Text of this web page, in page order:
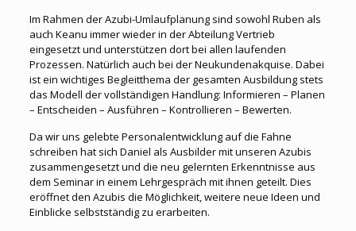
Im Rahmen der Azubi-Umlaufplanung sind sowohl Ruben als
auch Keanu immer wieder in der Abteilung Vertrieb
eingesetzt und unterstützen dort bei allen laufenden
Prozessen. Natürlich auch bei der Neukundenakquise. Dabei
ist ein wichtiges Begleitthema der gesamten Ausbildung stets
das Modell der vollständigen Handlung: Informieren – Planen
– Entscheiden – Ausführen – Kontrollieren – Bewerten.
Da wir uns gelebte Personalentwicklung auf die Fahne
schreiben hat sich Daniel als Ausbilder mit unseren Azubis
zusammengesetzt und die neu gelernten Erkenntnisse aus
dem Seminar in einem Lehrgespräch mit ihnen geteilt. Dies
eröffnet den Azubis die Möglichkeit, weitere neue Ideen und
Einblicke selbstständig zu erarbeiten.